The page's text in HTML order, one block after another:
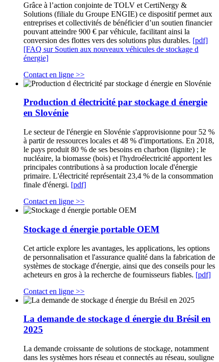
Grâce à l’action conjointe de TOLV et CertiNergy &
Solutions (filiale du Groupe ENGIE) ce dispositif permet aux
entreprises et collectivités de bénéficier d’un soutien financier
pouvant atteindre 900 € par véhicule, facilitant ainsi la
conversion des flottes vers des solutions plus durables. [pdf]
[FAQ sur Soutien aux nouveaux véhicules de stockage d
énergie]
Contact en ligne >>
Production d électricité par stockage d énergie
en Slovénie
Le secteur de l'énergie en Slovénie s'approvisionne pour 52 %
à partir de ressources locales et 48 % d'importations. En 2018,
le pays produit 80 % de ses besoins en charbon (lignite) ; le
nucléaire, la biomasse (bois) et l'hydroélectricité apportent les
principales contributions à sa production locale d'énergie
primaire. L'électricité représentait 23,4 % de la consommation
finale d'énergi. [pdf]
Contact en ligne >>
Stockage d énergie portable OEM
Cet article explore les avantages, les applications, les options
de personnalisation et l'assurance qualité dans la fabrication de
systèmes de stockage d'énergie, ainsi que des conseils pour les
acheteurs en gros à la recherche de fournisseurs fiables. [pdf]
Contact en ligne >>
La demande de stockage d énergie du Brésil en
2025
La demande croissante de solutions de stockage, notamment
dans les systèmes hors réseau et connectés au réseau, souligne